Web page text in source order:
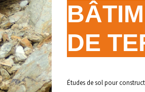
DE
Études de sol pour